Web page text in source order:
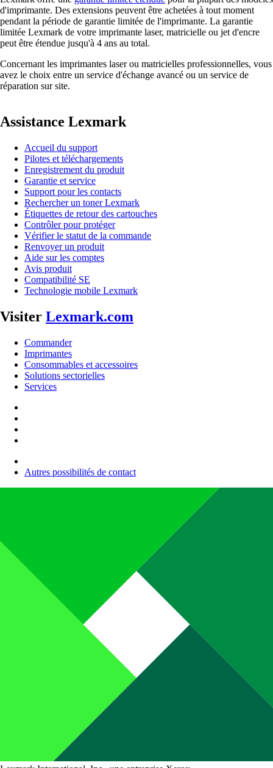
d'imprimante. Des extensions peuvent être achetées à tout moment
pendant la période de garantie limitée de l'imprimante. La garantie
limitée Lexmark de votre imprimante laser, matricielle ou jet d'encre
peut être étendue jusqu'à 4 ans au total.
Concernant les imprimantes laser ou matricielles professionnelles, vous
avez le choix entre un service d'échange avancé ou un service de
réparation sur site.
Assistance Lexmark
Accueil du support
Pilotes et téléchargements
Enregistrement du produit
Garantie et service
Support pour les contacts
Rechercher un toner Lexmark
Étiquettes de retour des cartouches
Contrôler pour protéger
Vérifier le statut de la commande
Renvoyer un produit
Aide sur les comptes
Avis produit
Compatibilité SE
Technologie mobile Lexmark
Visiter Lexmark.com
Commander
Imprimantes
Consommables et accessoires
Solutions sectorielles
Services
Autres possibilités de contact